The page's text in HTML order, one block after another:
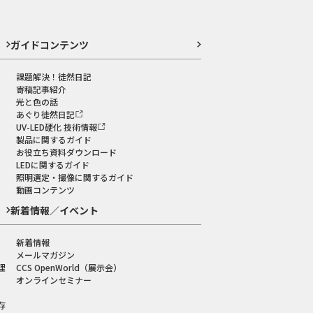
ガイドコンテンツ
課題解決！徒然日記
寄稿記事紹介
光と色の話
あぐり徒然日記
UV-LED硬化 技術情報
製品に関するガイド
お役立ち資料ダウンロード
LEDに関するガイド
照明選定・撮像に関するガイド
動画コンテンツ
新着情報／イベント
新着情報
メールマガジン
CCS OpenWorld（展示会）
オンラインセミナー